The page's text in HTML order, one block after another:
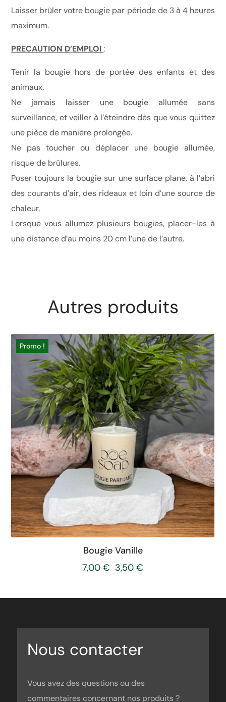
Laisser brûler votre bougie par période de 3 à 4 heures
maximum.
PRECAUTION D’EMPLOI:
Tenir la bougie hors de portée des enfants et des
animaux.
Ne jamais laisser une bougie allumée sans
surveillance, et veiller à l’éteindre dès que vous quittez
une pièce de manière prolongée.
Ne pas toucher ou déplacer une bougie allumée,
risque de brûlures.
Poser toujours la bougie sur une surface plane, à l’abri
des courants d’air, des rideaux et loin d’une source de
chaleur.
Lorsque vous allumez plusieurs bougies, placer-les à
une distance d’au moins 20 cm l’une de l’autre.
Autres produits
Promo !
Bougie Vanille
7,00€ 3,50€
Nous contacter
Vous avez des questions ou des
commentaires concernant nos produits ?